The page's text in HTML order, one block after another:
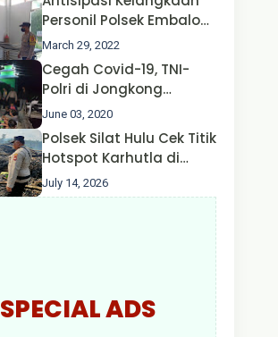
Nusa II Polda Kalbar*
Personil Polsek Embaloh
Hulu Gencar Lakukan
Pengecekan Oksigen
March 29, 2022
Cegah Covid-19, TNI-
Polri di Jongkong
Himbau Masyarakat
Jangan Kumpul Hinga
Larut Malam.
June 03, 2020
Polsek Silat Hulu Cek Titik
Hotspot Karhutla di
Desa Nanga Dangkan,
Api Ditemukan Sudah
July 14, 2026
SPECIAL ADS